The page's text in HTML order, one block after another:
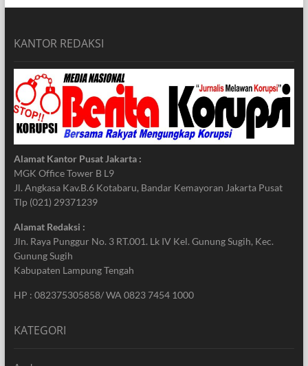
KANTOR REDAKSI
Alamat Kantor Pusat Jakarta :
MGK Office Tower B L9
Jl. Angkasa Kav.B.6 Kotabaru, Bandar Kemayoran Jakarta Pusat
Tlp (021) 29371239
Alamat Redaksi :
Jln. Raya Punggur No. 3 RT.001. Lk IV Kel. Gunung Sugih, Kec.
Gunung Sugih
Kabupaten Lampung Tengah
HP : 082375305858/ WA 0823 7454 1000
KATEGORI